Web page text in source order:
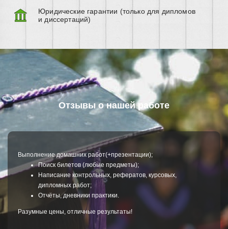
Юридические гарантии (только для дипломов
и диссертаций)
Отзывы о нашей работе
Выполнение домашних работ(+презентации);
Поиск билетов (любые предметы);
Написание контрольных, рефератов, курсовых,
дипломных работ;
Отчёты, дневники практики.
Разумные цены, отличные результаты!